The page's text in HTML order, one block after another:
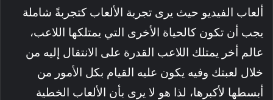
ألعاب الفيديو حيث يرى تجربة الألعاب كتجربةً شاملة
يجب أن تكون كالحياة الأخرى التي يمتلكها اللاعب،
عالم أخر يمتلك اللاعب القدرة على الانتقال إليه من
خلال لعبتك وفيه يكون عليه القيام بكل الأمور من
أبسطها لأكبرها، لذا هو لا يرى بأن الألعاب الخطية